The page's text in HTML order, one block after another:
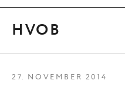
HVOB
27. NOVEMBER 2014